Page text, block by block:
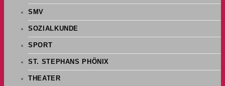
SMV
SOZIALKUNDE
SPORT
ST. STEPHANS PHÖNIX
THEATER